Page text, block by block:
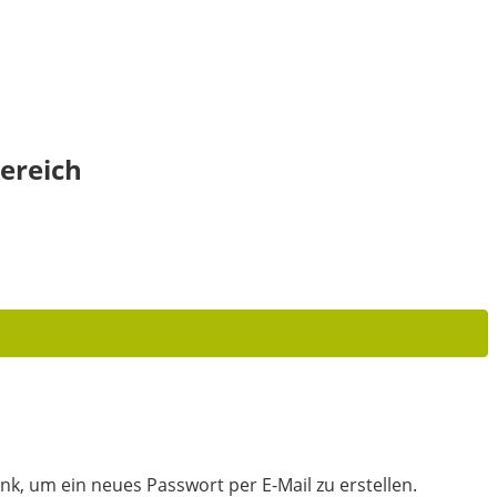
um ein neues Passwort per E-Mail zu erstellen.